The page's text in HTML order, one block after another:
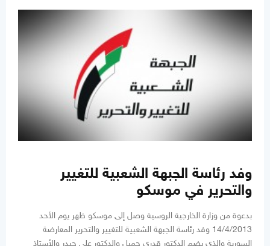
وفد رئاسة الجبهة الشعبية للتغيير
والتحرير في موسكو
بدعوة من وزارة الخارجية الروسية وصل إلى موسكو ظهر يوم الأحد
14/4/2013 وفد رئاسة الجبهة الشعبية للتغيير والتحرير المعارضة
السورية والذي يضم الدكتور قدري جميل والدكتور علي حيدر والأستاذ